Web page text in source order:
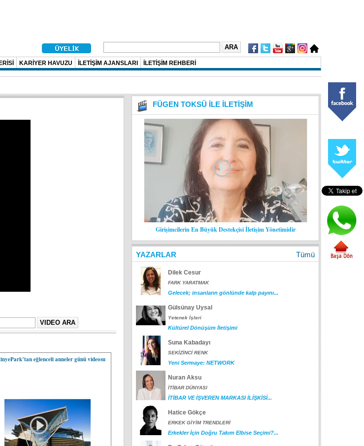
KARİYER HAVUZU İLETİŞİM AJANSLARI İLETİŞİM REHBERİ
eğlenceli anneler günü videosu
FÜGEN TOKSÜ İLE İLETİŞİM
Girişimcilerin En Büyük Destekçisi İletişim Yönetimidir
YAZARLAR Tümü
Dilek Cesur
FARK YARATMAK
Gelecek; insanların gönlünde kalp payını...
Gülsünay Uysal
Yetenek İşleri
Kültürel Dönüşüm İletişimi
Suna Kabadayı
SEKİZİNCİ RENK
Yeni Sermaye: NETWORK
Nuran Aksu
İTİBAR DÜNYASI
İTİBAR VE İŞVEREN MARKASI İLİŞKİSİ...
Hatice Gökçe
ERKEK GİYİM TRENDLERİ
Erkekler İçin Doğru Takım Elbise Seçimi?...